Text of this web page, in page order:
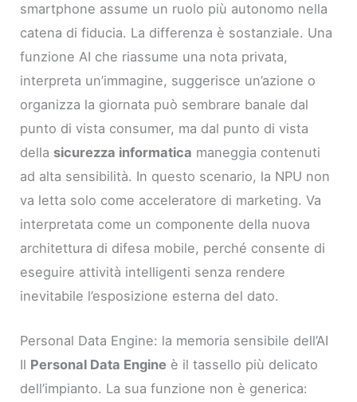
smartphone assume un ruolo più autonomo nella
catena di fiducia. La differenza è sostanziale. Una
funzione AI che riassume una nota privata,
interpreta un’immagine, suggerisce un’azione o
organizza la giornata può sembrare banale dal
punto di vista consumer, ma dal punto di vista
della sicurezza informatica maneggia contenuti
ad alta sensibilità. In questo scenario, la NPU non
va letta solo come acceleratore di marketing. Va
interpretata come un componente della nuova
architettura di difesa mobile, perché consente di
eseguire attività intelligenti senza rendere
inevitabile l’esposizione esterna del dato.
Personal Data Engine: la memoria sensibile dell’AI
Il Personal Data Engine è il tassello più delicato
dell’impianto. La sua funzione non è generica: